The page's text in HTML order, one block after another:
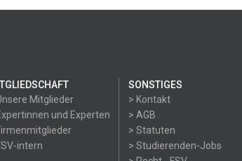
Mitglieder
und Experten
intern
SONSTIGES
> Kontakt
> AGB
> Statuten
> Studierenden-Jobs